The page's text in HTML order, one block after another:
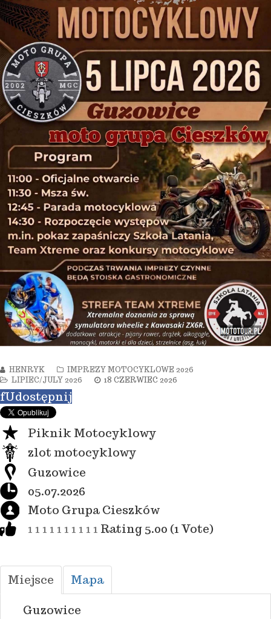
HENRYK
IMPREZY MOTOCYKLOWE 2026
LIPIEC/JULY 2026
18 CZERWIEC 2026
fUdostępnij
Piknik Motocyklowy
zlot motocyklowy
Guzowice
05.07.2026
Moto Grupa Cieszków
1 1 1 1 1 1 1 1 1 1 Rating 5.00 (1 Vote)
Miejsce Mapa
Guzowice